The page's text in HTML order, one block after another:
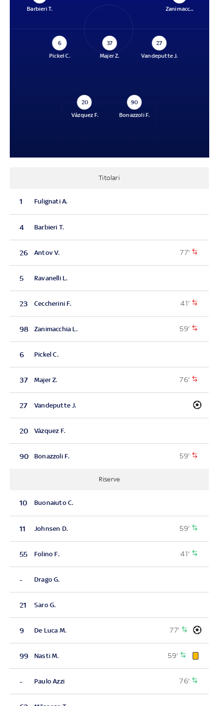
Barbieri T.
Zanimacc...
6
Pickel C.
37
Majer Z.
27
Vandeputte J.
20
Vázquez F.
90
Bonazzoli F.
Titolari
1 Fulignati A.
4 Barbieri T.
26 Antov V. 77'
5 Ravanelli L.
23 Ceccherini F. 41'
98 Zanimacchia L. 59'
6 Pickel C.
37 Majer Z. 76'
27 Vandeputte J.
20 Vázquez F.
90 Bonazzoli F. 59'
Riserve
10 Buonaiuto C.
11 Johnsen D. 59'
55 Folino F. 41'
- Drago G.
21 Saro G.
9 De Luca M. 77'
99 Nasti M. 59'
- Paulo Azzi 76'